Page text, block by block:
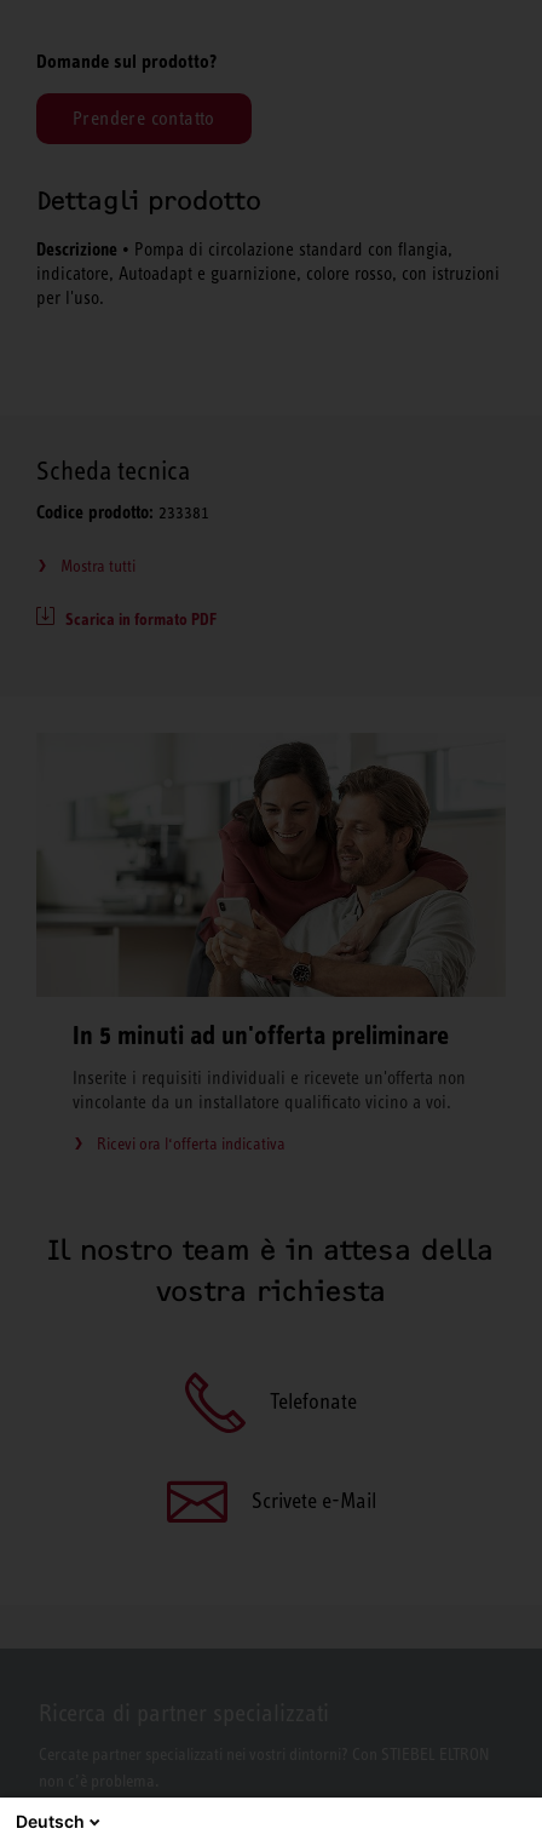
Domande sul prodotto?
Prendere contatto
Dettagli prodotto
Descrizione • Pompa di circolazione standard con flangia,
indicatore, Autoadapt e guarnizione, colore rosso, con istruzioni
per l'uso.
Scheda tecnica
Codice prodotto: 233381
Mostra tutti
Scarica in formato PDF
In 5 minuti ad un'offerta preliminare
Inserite i requisiti individuali e ricevete un'offerta non
vincolante da un installatore qualificato vicino a voi.
Ricevi ora l‘offerta indicativa
Il nostro team è in attesa della
vostra richiesta
Telefonate
Scrivete e-Mail
Deutsch